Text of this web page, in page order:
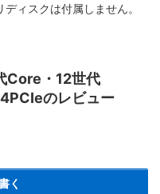
ィスクは付属しません。
Core・12世代
のレビュー
く